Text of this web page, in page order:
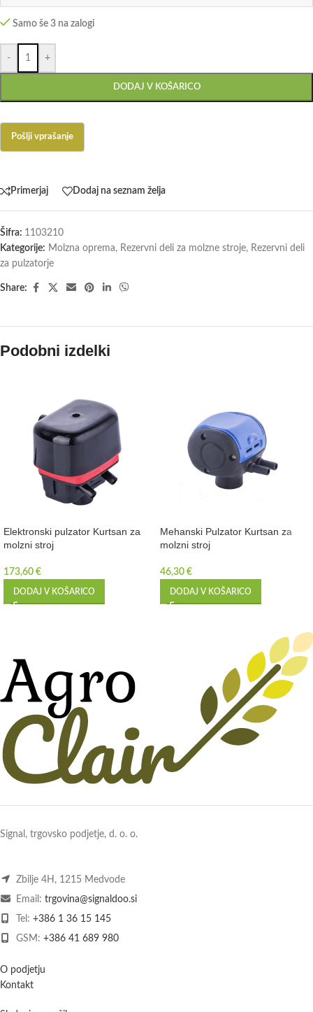
Samo še 3 na zalogi
- +
DODAJ V KOŠARICO
Primerjaj Dodaj na seznam želja
Šifra: 1103210
Kategorije: Molzna oprema, Rezervni deli za molzne stroje, Rezervni deli
za pulzatorje
Share:
Podobni izdelki
Elektronski pulzator Kurtsan za
molzni stroj
173,60 €
DODAJ V KOŠARICO
Mehanski Pulzator Kurtsan za
molzni stroj
46,30 €
DODAJ V KOŠARICO
Signal, trgovsko podjetje, d. o. o.
Zbilje 4H, 1215 Medvode
Email: trgovina@signaldoo.si
Tel: +386 1 36 15 145
GSM: +386 41 689 980
O podjetju
Kontakt